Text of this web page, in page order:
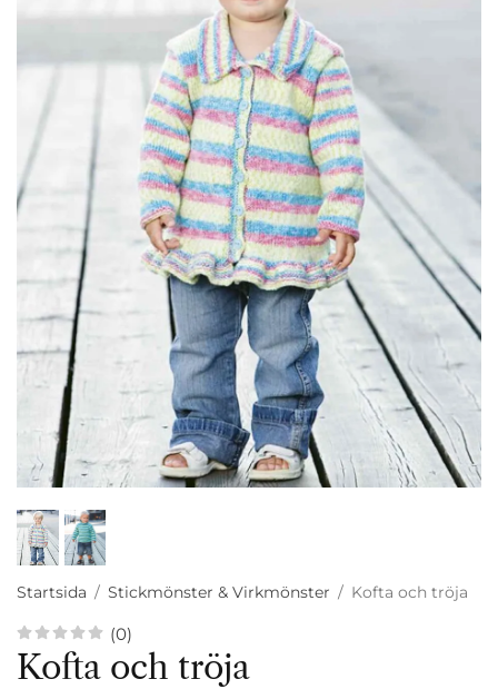
Startsida / Stickmönster & Virkmönster / Kofta och tröja
(0)
Kofta och tröja